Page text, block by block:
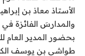
الأستاذ معاذ بن
والمدارسَ الفائزة
بحضور المدير العام
طواشي بن يوسف